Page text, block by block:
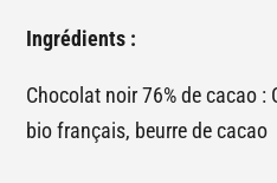
Ingrédients :
Chocolat noir 76% de cacao :
bio français, beurre de cacao